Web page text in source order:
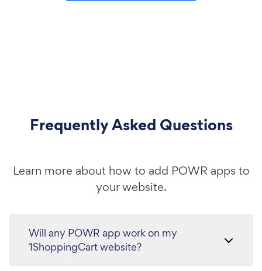
Frequently Asked Questions
Learn more about how to add POWR apps to
your website.
Will any POWR app work on my
1ShoppingCart website?